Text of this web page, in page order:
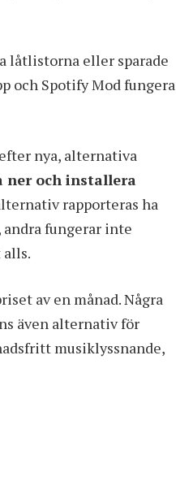
låtlistorna eller sparade
och Spotify Mod fungera
nya, alternativa
ner och installera
rapporteras ha
fungerar inte
av en månad. Några
även alternativ för
musiklyssnande,